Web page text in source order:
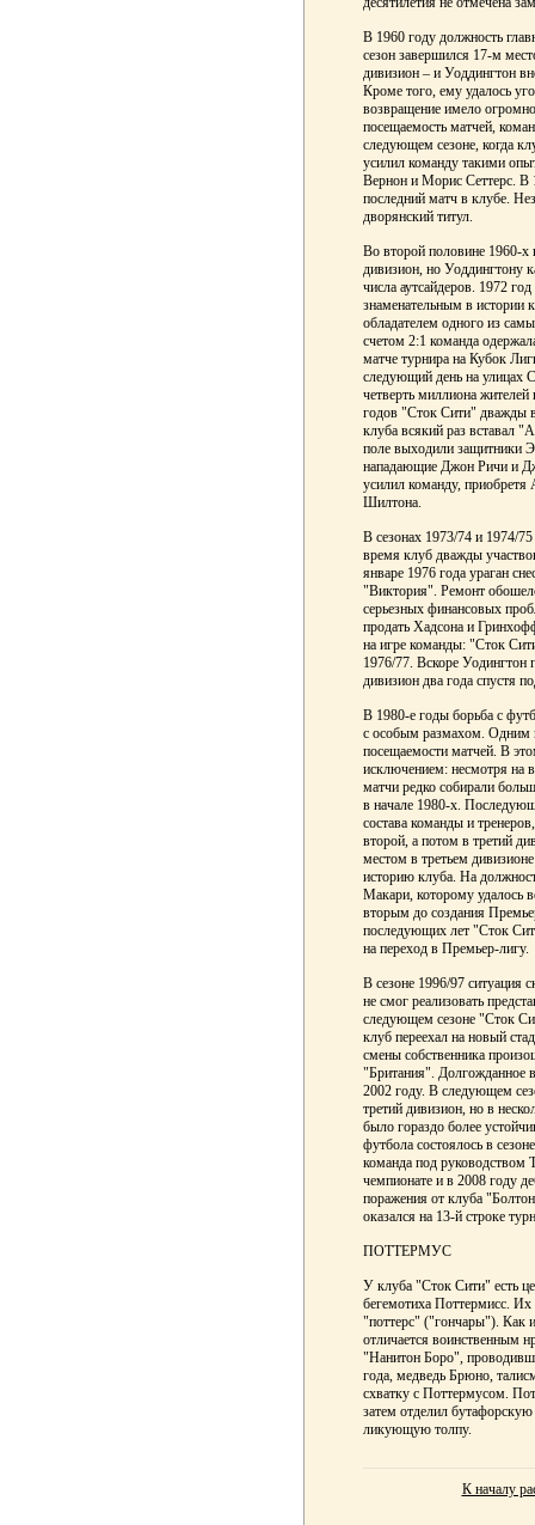
В 1960 году должность
сезон завершился 17-м
дивизион – и Уоддингтон
Кроме того, ему удалось
возвращение имело
посещаемость матчей,
следующем сезоне, когда
усилил команду такими
Вернон и Морис Сеттерс. В
последний матч в клубе.
дворянский титул.
Во второй половине 1960-
дивизион, но Уоддингтону
числа аутсайдеров. 1972
знаменательным в истории
обладателем одного из
счетом 2:1 команда
матче турнира на Кубок
следующий день на улицах
четверть миллиона
годов "Сток Сити" дважды
клуба всякий раз вставал
поле выходили
нападающие Джон Ричи и
усилил команду,
Шилтона.
В сезонах 1973/74 и 1974/
время клуб дважды
январе 1976 года ураган
"Виктория". Ремонт
серьезных финансовых
продать Хадсона и
на игре команды: "Сток
1976/77. Вскоре Уодингтон
дивизион два года спустя
В 1980-е годы борьба с
с особым размахом. Одним
посещаемости матчей. В
исключением: несмотря на
матчи редко собирали
в начале 1980-х.
состава команды и
второй, а потом в третий
местом в третьем
историю клуба. На
Макари, которому удалось
вторым до создания
последующих лет "Сток
на переход в Премьер-лигу.
В сезоне 1996/97 ситуация
не смог реализовать
следующем сезоне "Сток
клуб переехал на новый
смены собственника
"Британия". Долгожданное
2002 году. В следующем
третий дивизион, но в
было гораздо более
футбола состоялось в
команда под руководством
чемпионате и в 2008 году
поражения от клуба
оказался на 13-й строке
ПОТТЕРМУС
У клуба "Сток Сити" есть
бегемотиха Поттермисс.
"поттерс" ("гончары"). Как
отличается воинственным
"Нанитон Боро",
года, медведь Брюно,
схватку с Поттермусом.
затем отделил
ликующую толпу.
К началу